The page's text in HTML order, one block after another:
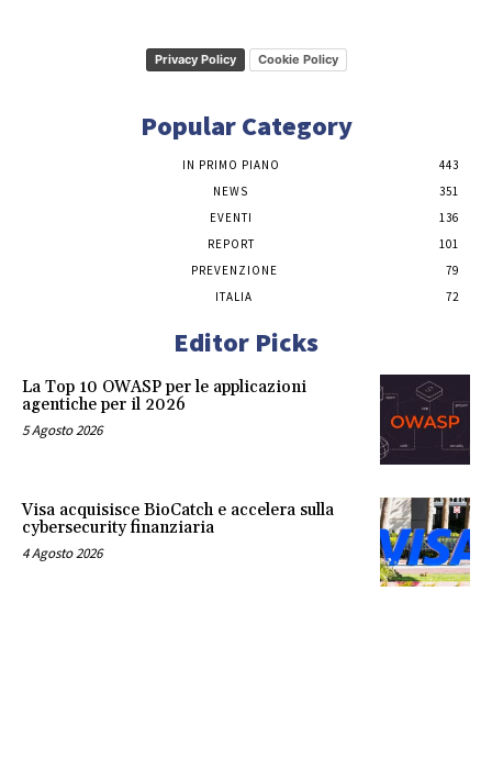
Privacy Policy Cookie Policy
Popular Category
IN PRIMO PIANO
443
NEWS
351
EVENTI
136
REPORT
101
PREVENZIONE
79
ITALIA
72
Editor Picks
La Top 10 OWASP per le applicazioni
agentiche per il 2026
5 Agosto 2026
Visa acquisisce BioCatch e accelera sulla
cybersecurity finanziaria
4 Agosto 2026